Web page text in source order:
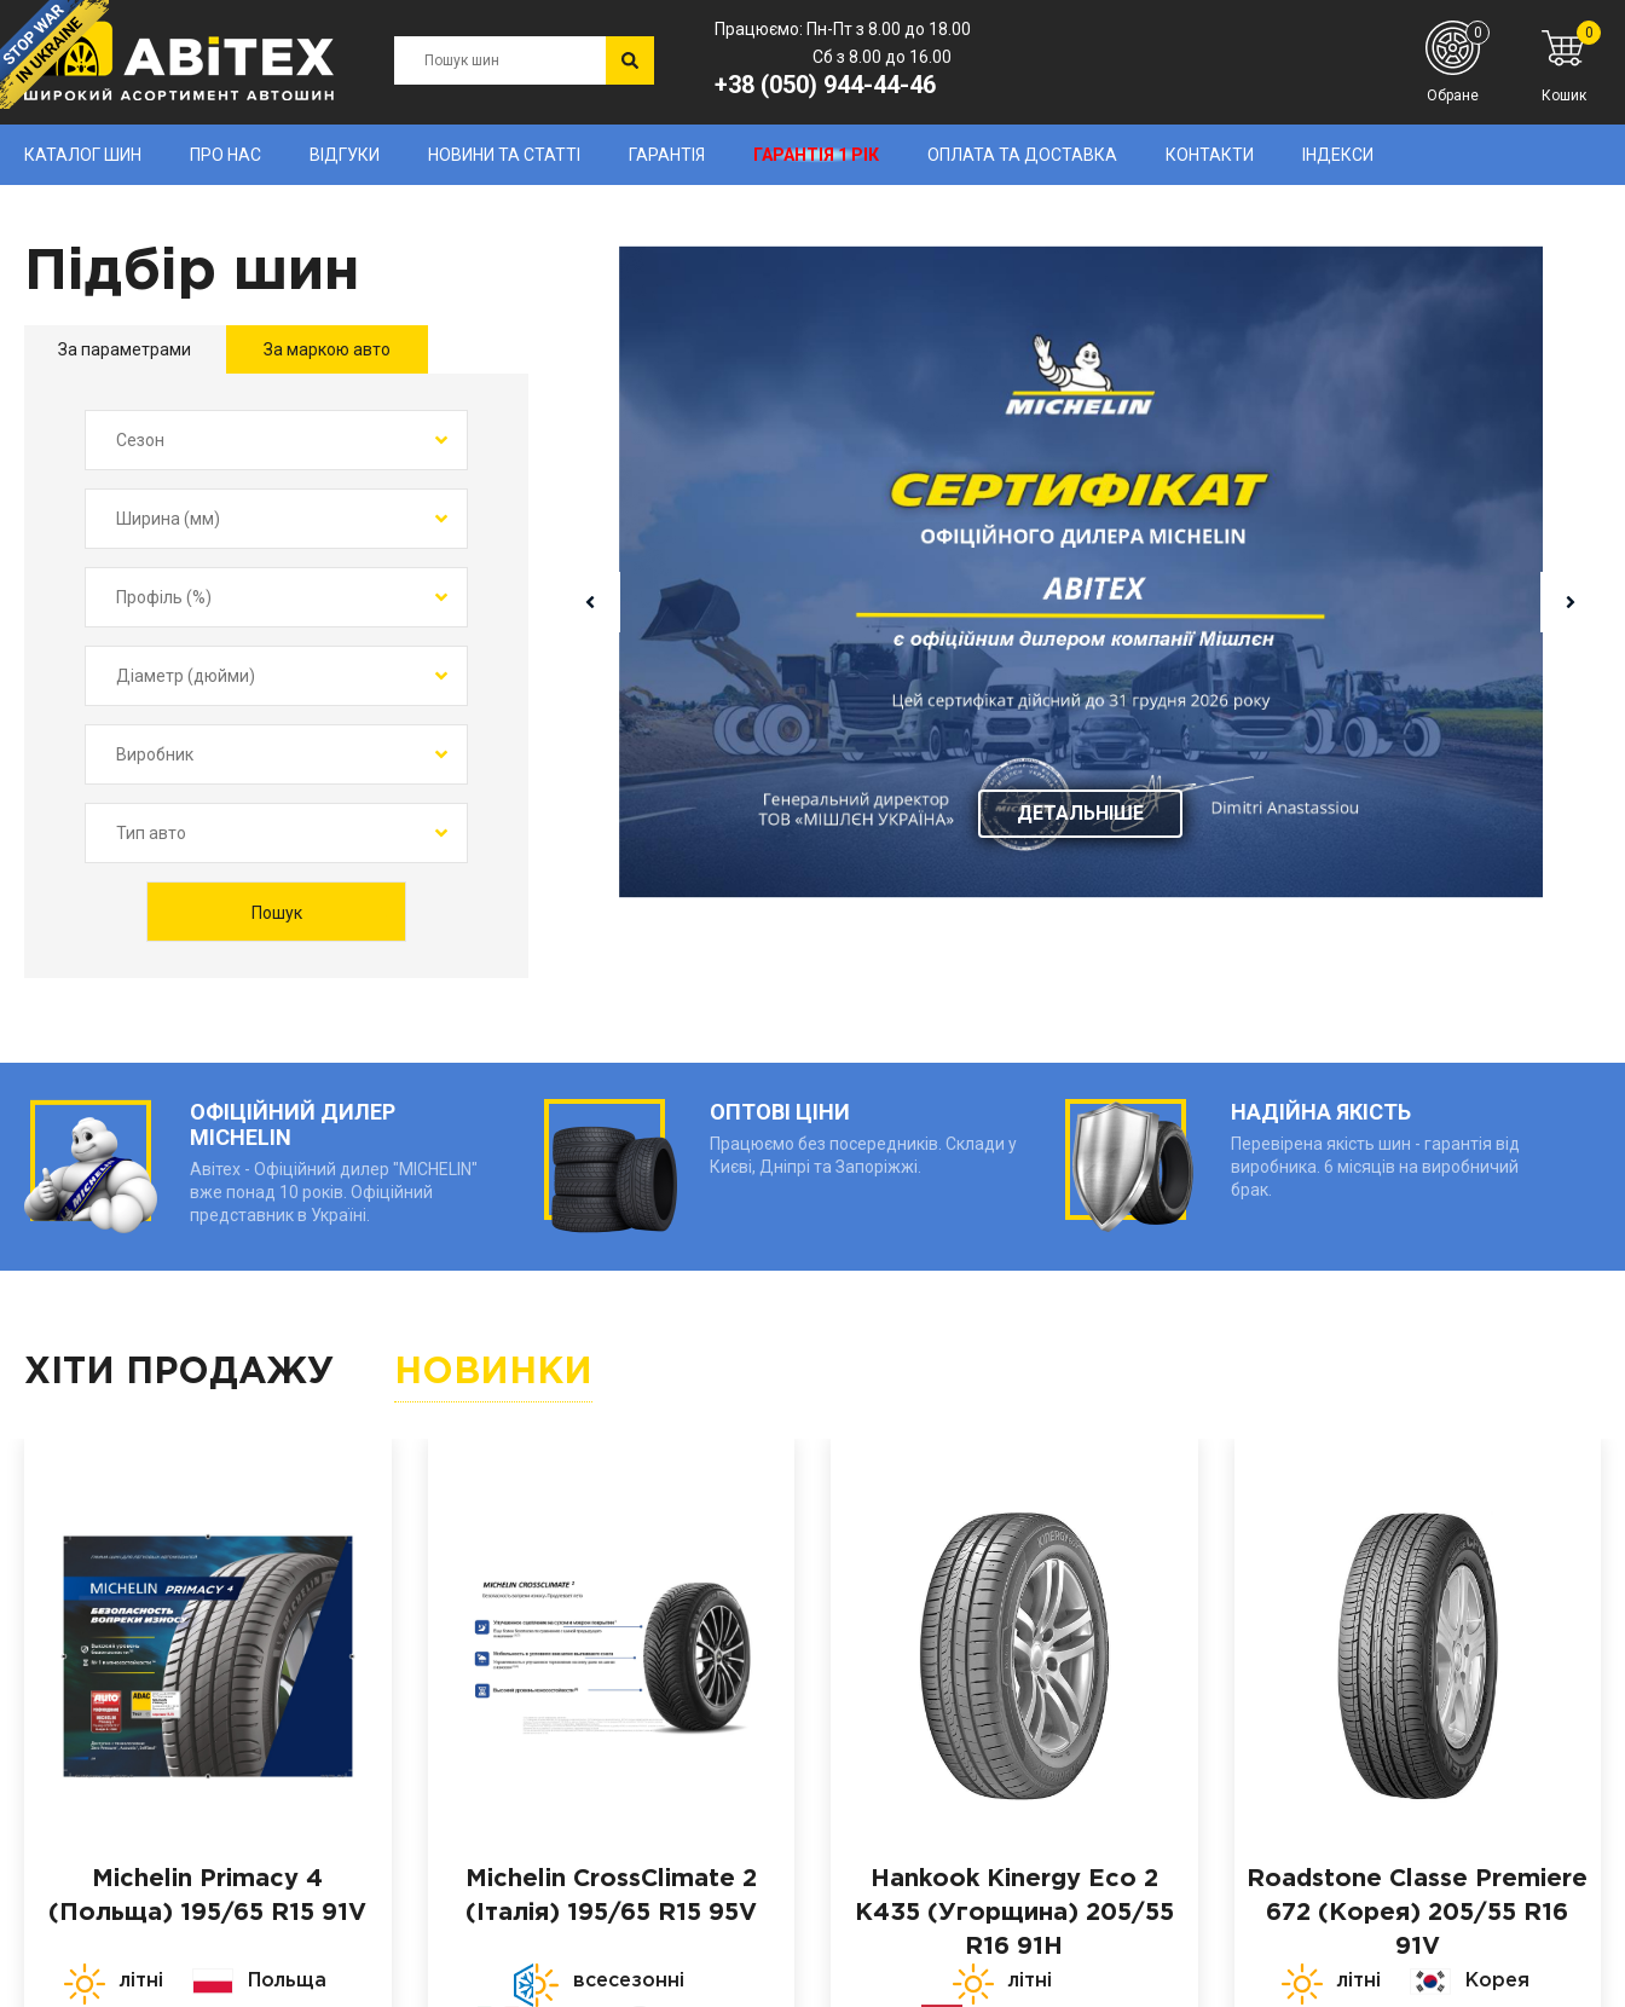
Працюємо: Пн-Пт з 8.00 до 18.00
Сб з 8.00 до 16.00
+38 (050) 944-44-46
0
Кошик
0
Обране
КАТАЛОГ ШИН ПРО НАС ВІДГУКИ НОВИНИ ТА СТАТТІ ГАРАНТІЯ ГАРАНТІЯ 1 РІК ОПЛАТА ТА ДОСТАВКА КОНТАКТИ ІНДЕКСИ
Підбір шин
За параметрами За маркою авто
ДЕТАЛЬНІШЕ
ОФІЦІЙНИЙ ДИЛЕР
MICHELIN
Авітех - Офіційний дилер "MICHELIN"
вже понад 10 років. Офіційний
представник в Україні.
ОПТОВІ ЦІНИ
Працюємо без посередників. Склади у
Києві, Дніпрі та Запоріжжі.
НАДІЙНА ЯКІСТЬ
Перевірена якість шин - гарантія від
виробника. 6 місяців на виробничий
брак.
ХІТИ ПРОДАЖУ НОВИНКИ
Michelin Primacy 4
(Польща) 195/65 R15 91V
літні Польща
Michelin CrossClimate 2
(Італія) 195/65 R15 95V
всесезонні
Hankook Kinergy Eco 2
K435 (Угорщина) 205/55
R16 91H
літні
Roadstone Classe Premiere
672 (Корея) 205/55 R16
91V
літні Корея